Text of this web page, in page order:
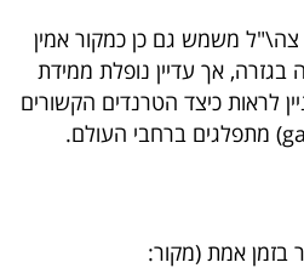
צה\"ל משמש גם כן כמקור אמין
אך עדיין נופלת ממידת
לראות כיצד הטרנדים הקשורים
בזמן אמת (מקור: